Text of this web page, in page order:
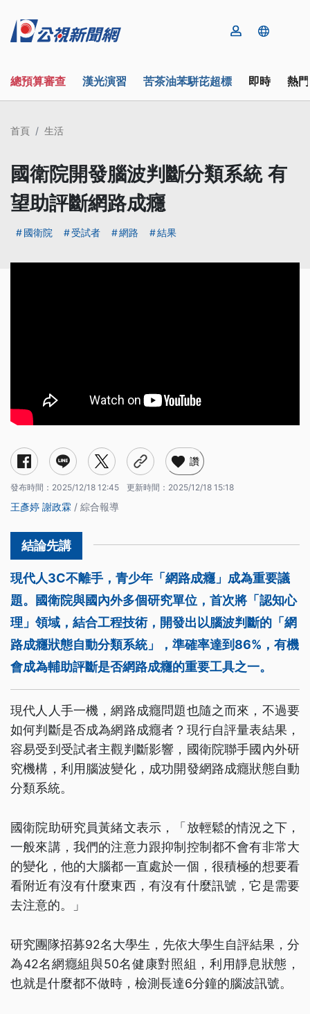
總預算審查 漢光演習 苦茶油苯駢芘超標 即時 熱
首頁 生活
國衛院開發腦波判斷分類系統 有
望助評斷網路成癮
國衛院 受試者 網路 結果
讚
發布時間： 2025/12/18 12:45 更新時間： 2025/12/18 15:18
王彥婷 謝政霖 / 綜合報導
現代人3C不離手，青少年「網路成癮」成為重要議
題。國衛院與國內外多個研究單位，首次將「認知心
理」領域，結合工程技術，開發出以腦波判斷的「網
路成癮狀態自動分類系統」，準確率達到86%，有機
會成為輔助評斷是否網路成癮的重要工具之一。
現代人人手一機，網路成癮問題也隨之而來，不過要
如何判斷是否成為網路成癮者？現行自評量表結果，
容易受到受試者主觀判斷影響，國衛院聯手國內外研
究機構，利用腦波變化，成功開發網路成癮狀態自動
分類系統。
國衛院助研究員黃緒文表示，「放輕鬆的情況之下，
一般來講，我們的注意力跟抑制控制都不會有非常大
的變化，他的大腦都一直處於一個，很積極的想要看
看附近有沒有什麼東西，有沒有什麼訊號，它是需要
去注意的。」
研究團隊招募92名大學生，先依大學生自評結果，分
為42名網癮組與50名健康對照組，利用靜息狀態，
也就是什麼都不做時，檢測長達6分鐘的腦波訊號。